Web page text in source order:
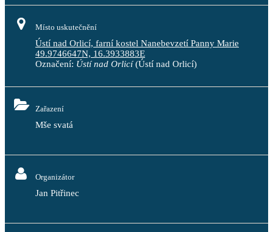
Místo uskutečnění
Ústí nad Orlicí, farní kostel Nanebevzetí Panny Marie
49.9746647N, 16.3933883E
Označení: Ústí nad Orlicí(Ústí nad Orlicí)
Zařazení
Mše svatá
Organizátor
Jan Pitřinec